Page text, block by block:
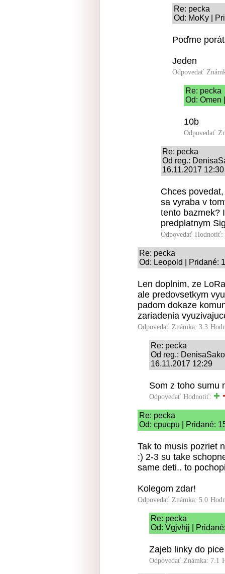
Re: pecka
Od: MoKy |
Poďme
Jeden
Odpovedať
Re: pecka
Od: Omen
10b
Odpovedať
Re: pecka
Od reg.:
16.11.2017 12:30
Chces
sa vyraba v
tento bazmek?
predplatnym
Odpovedať Hodnotiť:
Re: pecka
Od: Leopold | Pridané:
Len doplnim, ze
ale predovsetkym
padom dokaze
zariadenia
Odpovedať Známka: 3.3
Re: pecka
Od reg.:
16.11.2017 12:29
Som z toho sumu
Odpovedať Hodnotiť:
Re: pecka
Od: cpucpu | Pridané:
Tak to musis pozriet
:) 2-3 su take
same deti.. to
Kolegom zdar!
Odpovedať Známka: 5.0
Re: pecka
Od: Vgjvhjj |
Zajeb linky do
Odpovedať Známka: 7.1